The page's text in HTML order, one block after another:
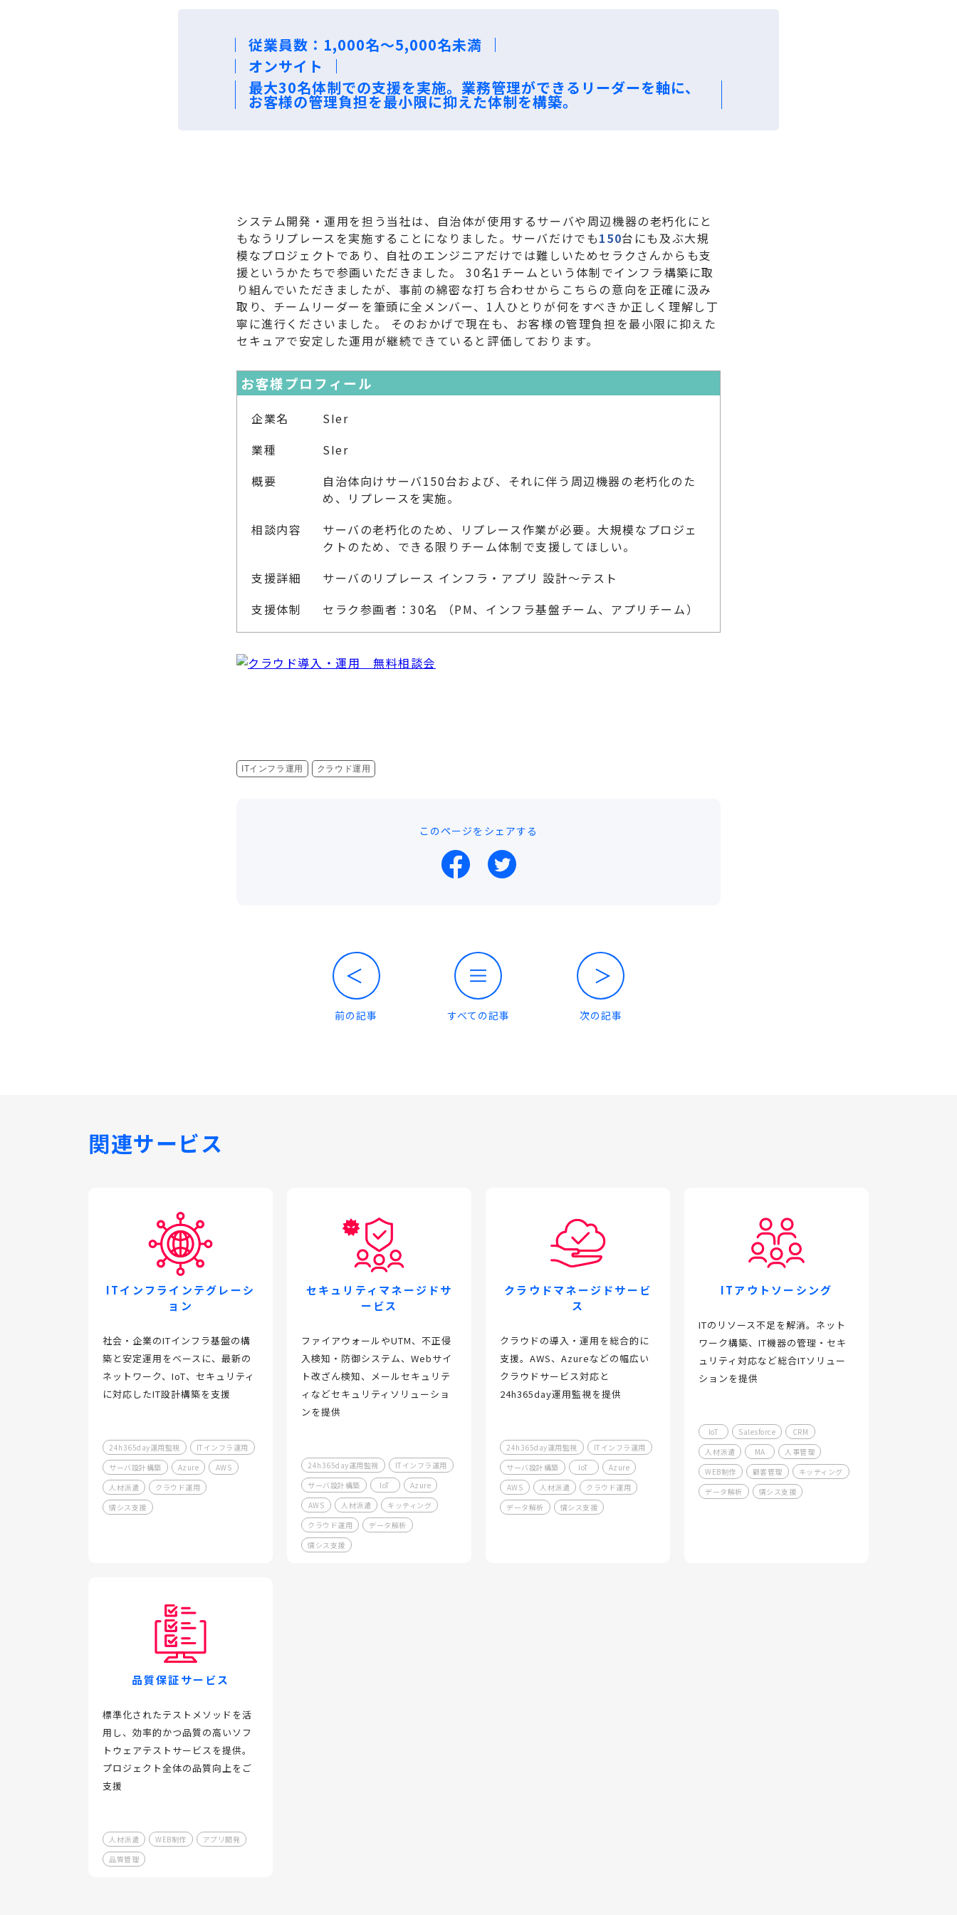
従業員数：1,000名～5,000名未満
オンサイト
最大30名体制での支援を実施。業務管理ができるリーダーを軸に、
お客様の管理負担を最小限に抑えた体制を構築。
システム開発・運用を担う当社は、自治体が使用するサーバや周辺機器の老朽化にと
もなうリプレースを実施することになりました。サーバだけでも150台にも及ぶ大規
模なプロジェクトであり、自社のエンジニアだけでは難しいためセラクさんからも支
援というかたちで参画いただきました。 30名1チームという体制でインフラ構築に取
り組んでいただきましたが、事前の綿密な打ち合わせからこちらの意向を正確に汲み
取り、チームリーダーを筆頭に全メンバー、1人ひとりが何をすべきか正しく理解し丁
寧に進行くださいました。 そのおかげで現在も、お客様の管理負担を最小限に抑えた
セキュアで安定した運用が継続できていると評価しております。
お客様プロフィール
企業名
SIer
業種
SIer
概要
自治体向けサーバ150台および、それに伴う周辺機器の老朽化のた
め、リプレースを実施。
相談内容
サーバの老朽化のため、リプレース作業が必要。大規模なプロジェ
クトのため、できる限りチーム体制で支援してほしい。
支援詳細
サーバのリプレース インフラ・アプリ 設計～テスト
支援体制
セラク参画者：30名 （PM、インフラ基盤チーム、アプリチーム）
ITインフラ運用 クラウド運用
このページをシェアする
facebookでシェア
twitterでシェア
前の記事 すべての記事 次の記事
関連サービス
ITインフラインテグレーシ
ョン
社会・企業のITインフラ基盤の構
築と安定運用をベースに、最新の
ネットワーク、IoT、セキュリティ
に対応したIT設計構築を支援
24h365day運用監視
ITインフラ運用
サーバ設計構築
Azure
AWS
人材派遣
クラウド運用
情シス支援
セキュリティマネージドサ
ービス
ファイアウォールやUTM、不正侵
入検知・防御システム、Webサイ
ト改ざん検知、メールセキュリテ
ィなどセキュリティソリューショ
ンを提供
24h365day運用監視
ITインフラ運用
サーバ設計構築
IoT
Azure
AWS
人材派遣
キッティング
クラウド運用
データ解析
情シス支援
クラウドマネージドサービ
ス
クラウドの導入・運用を総合的に
支援。AWS、Azureなどの幅広い
クラウドサービス対応と
24h365day運用監視を提供
24h365day運用監視
ITインフラ運用
サーバ設計構築
IoT
Azure
AWS
人材派遣
クラウド運用
データ解析
情シス支援
ITアウトソーシング
ITのリソース不足を解消。ネット
ワーク構築、IT機器の管理・セキ
ュリティ対応など総合ITソリュー
ションを提供
IoT Salesforce
CRM
人材派遣
MA
人事管理
WEB制作
顧客管理
キッティング
データ解析
情シス支援
品質保証サービス
標準化されたテストメソッドを活
用し、効率的かつ品質の高いソフ
トウェアテストサービスを提供。
プロジェクト全体の品質向上をご
支援
人材派遣 WEB制作
アプリ開発
品質管理